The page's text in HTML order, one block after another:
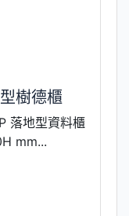
樹德櫃
落地型資料櫃
mm...